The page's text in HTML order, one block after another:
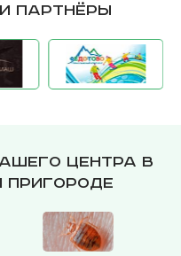
партнёры
центра в
пригороде